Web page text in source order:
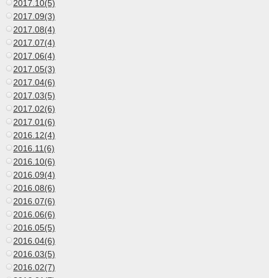
2017.10(5)
2017.09(3)
2017.08(4)
2017.07(4)
2017.06(4)
2017.05(3)
2017.04(6)
2017.03(5)
2017.02(6)
2017.01(6)
2016.12(4)
2016.11(6)
2016.10(6)
2016.09(4)
2016.08(6)
2016.07(6)
2016.06(6)
2016.05(5)
2016.04(6)
2016.03(5)
2016.02(7)